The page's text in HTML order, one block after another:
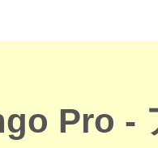
Pro -